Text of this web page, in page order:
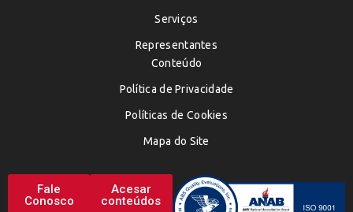
Serviços
Representantes
Conteúdo
Política de Privacidade
Políticas de Cookies
Mapa do Site
Fale
Conosco
Acesar
conteúdos